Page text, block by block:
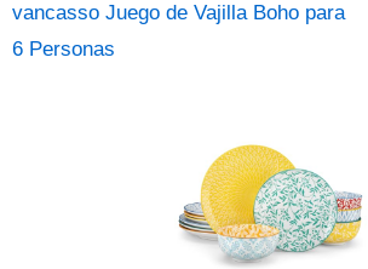
vancasso Juego de Vajilla Boho para
6 Personas